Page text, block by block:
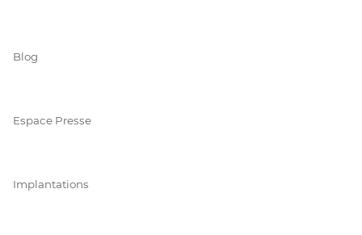
Blog
Espace Presse
Implantations